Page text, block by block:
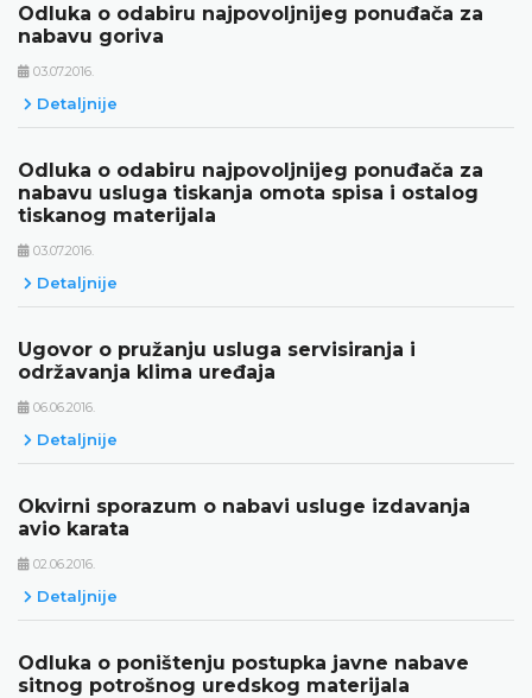
Odluka o odabiru najpovoljnijeg ponuđača za
nabavu goriva
03.07.2016.
Detaljnije
Odluka o odabiru najpovoljnijeg ponuđača za
nabavu usluga tiskanja omota spisa i ostalog
tiskanog materijala
03.07.2016.
Detaljnije
Ugovor o pružanju usluga servisiranja i
održavanja klima uređaja
06.06.2016.
Detaljnije
Okvirni sporazum o nabavi usluge izdavanja
avio karata
02.06.2016.
Detaljnije
Odluka o poništenju postupka javne nabave
sitnog potrošnog uredskog materijala